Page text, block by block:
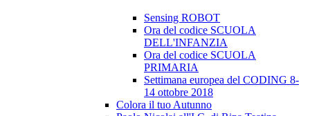
Sensing ROBOT
Ora del codice SCUOLA
DELL'INFANZIA
Ora del codice SCUOLA
PRIMARIA
Settimana europea del CODING 8-
14 ottobre 2018
Colora il tuo Autunno